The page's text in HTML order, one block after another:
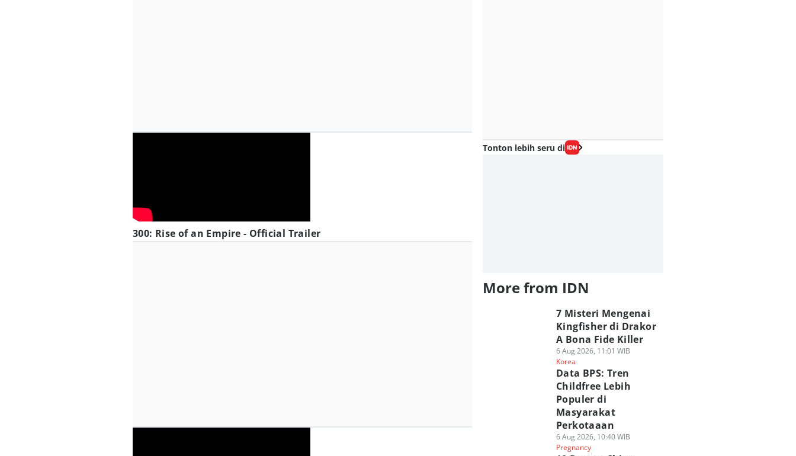
300: Rise of an Empire - Official Trailer
Tonton lebih seru di
More from IDN
7 Misteri Mengenai
Kingfisher di Drakor
A Bona Fide Killer
6 Aug 2026, 11:01 WIB
Korea
Data BPS: Tren
Childfree Lebih
Populer di
Masyarakat
Perkotaaan
6 Aug 2026, 10:40 WIB
Pregnancy